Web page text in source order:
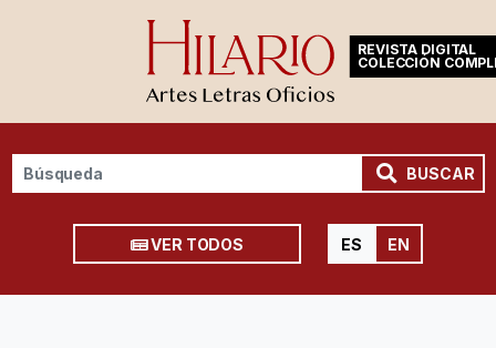
REVISTA DIGITAL
COLECCIÓN
BUSCAR
VER TODOS ES EN